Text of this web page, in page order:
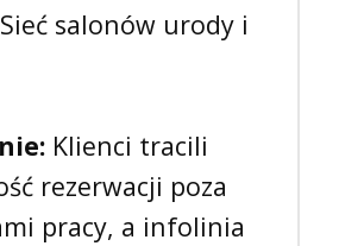
Sieć salonów urody i
Klienci tracili
rezerwacji poza
pracy, a infolinia